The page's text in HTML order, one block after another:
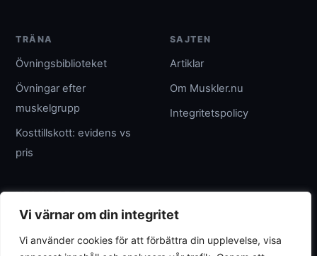
Vi värnar om din integritet
Vi använder cookies för att förbättra din upplevelse, visa
TRÄNA
Övningsbiblioteket
Övningar efter
muskelgrupp
Kosttillskott: evidens vs
pris
SAJTEN
Artiklar
Om Muskler.nu
Integritetspolicy
UTGIVARE
Umpteenth Media
Org.nr 559183-3313